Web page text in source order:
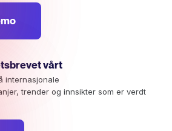
vårt
internasjonale
trender og innsikter som er verdt